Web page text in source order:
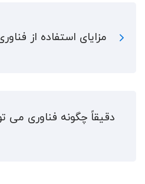
مزایای استفاده از
دقیقاً چگونه فناوری می